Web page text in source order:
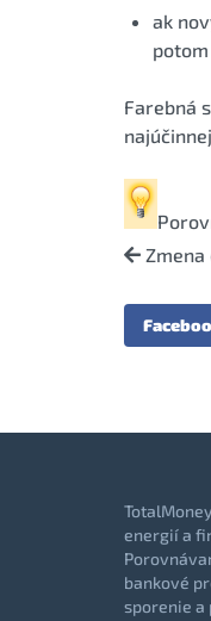
ak
Farebná
energií a
bankové
sporenie a